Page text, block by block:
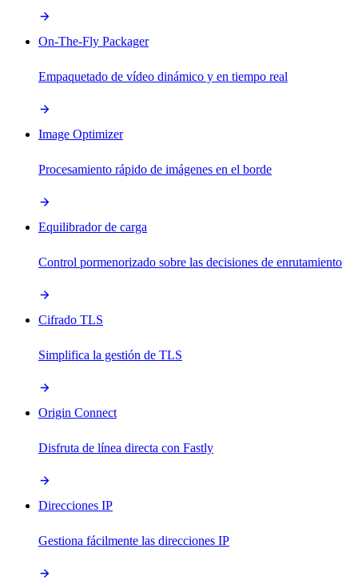
On-The-Fly Packager
Empaquetado de vídeo dinámico y en tiempo real
Image Optimizer
Procesamiento rápido de imágenes en el borde
Equilibrador de carga
Control pormenorizado sobre las decisiones de enrutamiento
Cifrado TLS
Simplifica la gestión de TLS
Origin Connect
Disfruta de línea directa con Fastly
Direcciones IP
Gestiona fácilmente las direcciones IP